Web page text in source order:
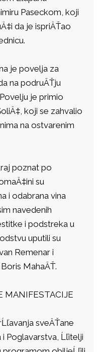
Paseckom, koji
da je ispriÄŤao
je povelja za
na podruÄŤju
je primio
koji se zahvalio
na ostvarenim
poznat po
su
i odabrana vina
navedenih
i podstreka u
uputili su
Remenar i
MahaÄŤ.
MANIFESTACIJE
sveÄŤane
Poglavarstva, Ĺľitelji